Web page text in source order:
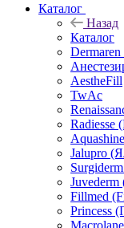
Каталог
Назад
Каталог
AestheFill
TwAc
Radiesse
Aquashine
Jalupro
Fillmed
Princess